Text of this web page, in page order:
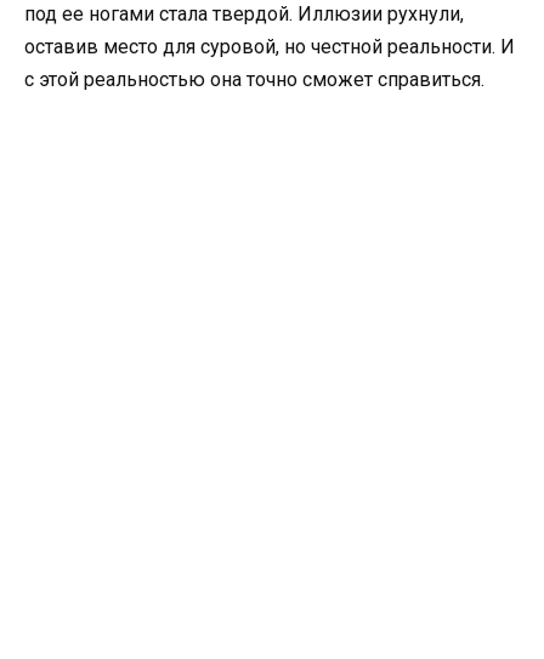
под ее ногами стала твердой. Иллюзии рухнули,
оставив место для суровой, но честной реальности. И
с этой реальностью она точно сможет справиться.